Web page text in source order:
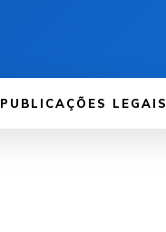
PUBLICAÇÕES LEGAIS